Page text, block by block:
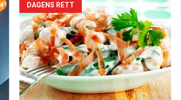
Forsiden
akkurat
nå
-
5
DAGENS RETT